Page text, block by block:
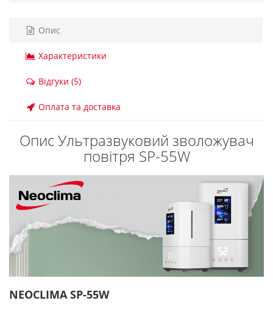
Опис
Характеристики
Відгуки (5)
Оплата та доставка
Опис Ультразвуковий зволожувач
повітря SP-55W
NEOCLIMA SP-55W